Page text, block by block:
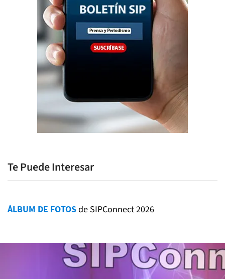
Te Puede Interesar
ÁLBUM DE FOTOSde SIPConnect 2026